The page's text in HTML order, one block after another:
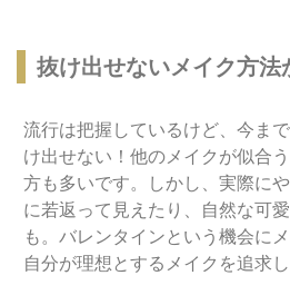
抜け出せないメイク方法
流行は把握しているけど、今ま
け出せない！他のメイクが似合
方も多いです。しかし、実際に
に若返って見えたり、自然な可
も。バレンタインという機会に
自分が理想とするメイクを追求